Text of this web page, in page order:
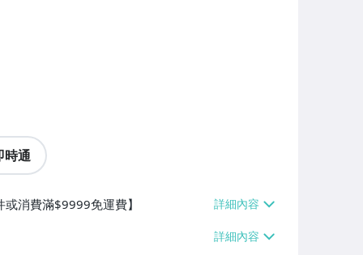
時通
消費滿$9999免運費】